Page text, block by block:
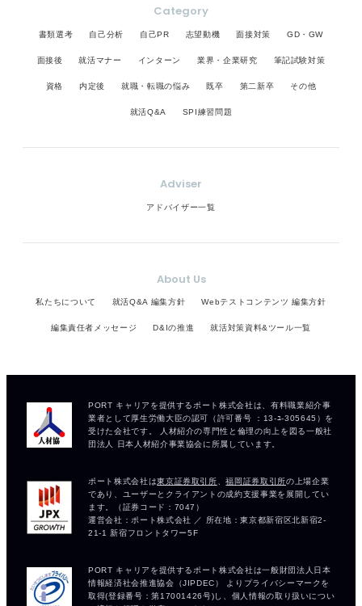
Category
書類選考 自己分析 自己PR 志望動機 面接対策 GD・GW
面接後 就活マナー インターン 業界・企業研究 筆記試験対策
資格 内定後 就職・転職の悩み 既卒 第二新卒 その他
就活Q&A SPI練習問題
Adviser
アドバイザー一覧
About Us
私たちについて 就活Q&A 編集方針 Webテストコンテンツ 編集方針
編集責任者メッセージ D&Iの推進 就活対策資料&ツール一覧